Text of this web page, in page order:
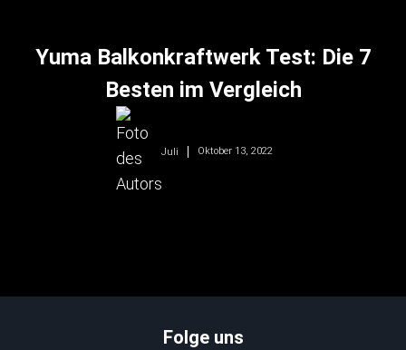
Yuma Balkonkraftwerk Test: Die 7
Besten im Vergleich
Juli Oktober 13, 2022
Folge uns